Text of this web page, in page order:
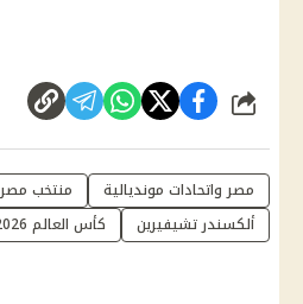
شارك
مصر واتحادات مونديالية منتخب مصر
ألكسندر تشيفيرين
كأس العالم 2026